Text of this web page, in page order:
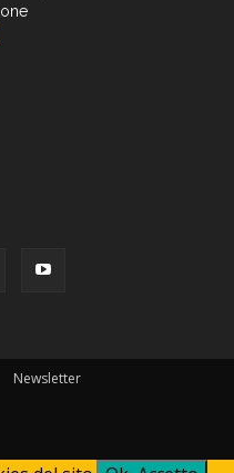
Newsletter